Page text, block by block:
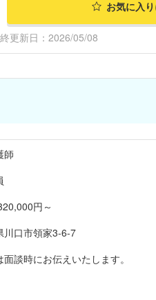
お気に入
更新日：2026/05/08
師
円～
川口市領家3-6-7
面談時にお伝えいたします。